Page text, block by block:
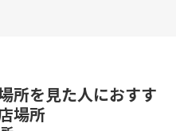
所を見た人におすす
場所